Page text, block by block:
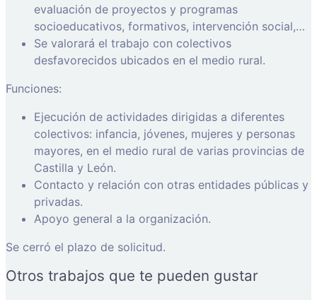
evaluación de proyectos y programas
socioeducativos, formativos, intervención social,…
Se valorará el trabajo con colectivos
desfavorecidos ubicados en el medio rural.
Funciones:
Ejecución de actividades dirigidas a diferentes
colectivos: infancia, jóvenes, mujeres y personas
mayores, en el medio rural de varias provincias de
Castilla y León.
Contacto y relación con otras entidades públicas y
privadas.
Apoyo general a la organización.
Se cerró el plazo de solicitud.
Otros trabajos que te pueden gustar